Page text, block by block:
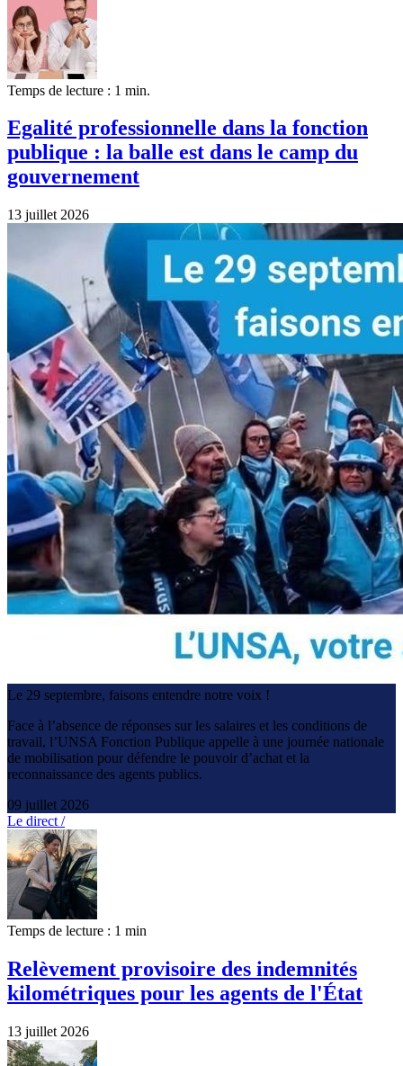
Temps de lecture : 1 min.
Egalité professionnelle dans la fonction
publique : la balle est dans le camp du
gouvernement
13 juillet 2026
Le 29 septembre, faisons entendre notre voix !
Face à l’absence de réponses sur les salaires et les conditions de
travail, l’UNSA Fonction Publique appelle à une journée nationale
de mobilisation pour défendre le pouvoir d’achat et la
reconnaissance des agents publics.
09 juillet 2026
Le direct /
Temps de lecture : 1 min
Relèvement provisoire des indemnités
kilométriques pour les agents de l'État
13 juillet 2026